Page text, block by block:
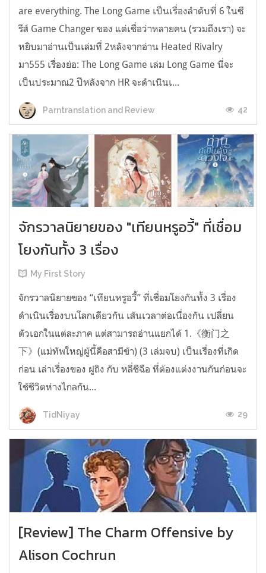
are everything. The Long Game เป็นเรื่องลำดับที่ 6 ในซี
รีส์ Game Changer ของ แต่เชื่อว่าหลายคน (รวมถึงเรา) จะ
หยิบมาอ่านเป็นเล่มที่ 2หลังจากอ่าน Heated Rivalry
มา555 เรื่องย่อ: The Long Game เล่ม Long Game นี่จะ
เป็นประมาณ2 ปีหลังจาก HR จะดำเนินเ...
Parntranslation and Review 42
จักรวาลนิยายของ "เทียนหรูอวี้" ที่เชื่อม
โยงกันทั้ง 3 เรื่อง
My First Story
จักรวาลนิยายของ “เทียนหรูอวี้” ที่เชื่อมโยงกันทั้ง 3 เรื่อง
ดำเนินเรื่องบนโลกเดียวกัน เส้นเวลาต่อเนื่องกัน เปลี่ยน
ตัวเอกในแต่ละภาค แต่สามารถอ่านแยกได้ 1.《衡门之
下》(แม่ทัพใหญ่ผู้นี้คือสามีข้า) (3 เล่มจบ) เป็นเรื่องที่เกิด
ก่อน เล่าเรื่องของ ฝูถิง กับ หลี่ชีฉือ ที่ต้องแต่งงานกันก่อนจะ
ใช้ชีวิตห่างไกลกัน...
TidNiyay 29
[Review] The Charm Offensive by
Alison Cochrun